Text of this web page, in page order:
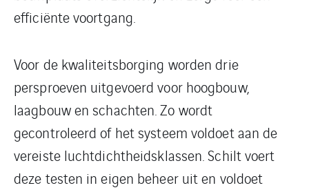
efficiënte voortgang.
Voor de kwaliteitsborging worden drie
persproeven uitgevoerd voor hoogbouw,
laagbouw en schachten. Zo wordt
gecontroleerd of het systeem voldoet aan de
vereiste luchtdichtheidsklassen. Schilt voert
deze testen in eigen beheer uit en voldoet